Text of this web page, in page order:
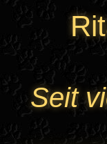
Seit